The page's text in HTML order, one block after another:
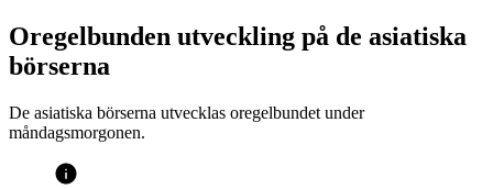
Oregelbunden utveckling på de asiatiska
börserna
De asiatiska börserna utvecklas oregelbundet under
måndagsmorgonen.